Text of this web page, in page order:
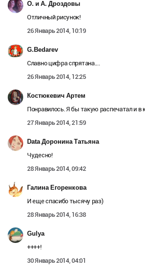
О. и А. Дроздовы
Отличный рисунок!
26 Январь 2014, 10:19
G.Bedarev
Славно цифра спрятана....
26 Январь 2014, 12:25
Костюкевич Артем
Понравилось. Я бы такую распечатал и в
27 Январь 2014, 21:59
Data Доронина Татьяна
Чудесно!
28 Январь 2014, 09:42
Галина Егоренкова
И еще спасибо тысячу раз)
28 Январь 2014, 16:38
Gulya
++++!
30 Январь 2014, 04:01